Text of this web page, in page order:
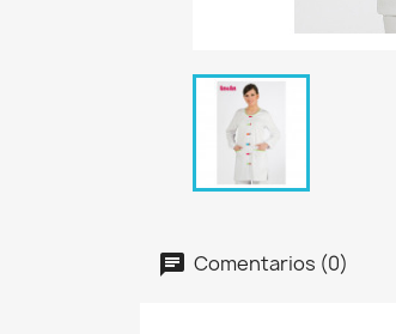
Comentarios (0)